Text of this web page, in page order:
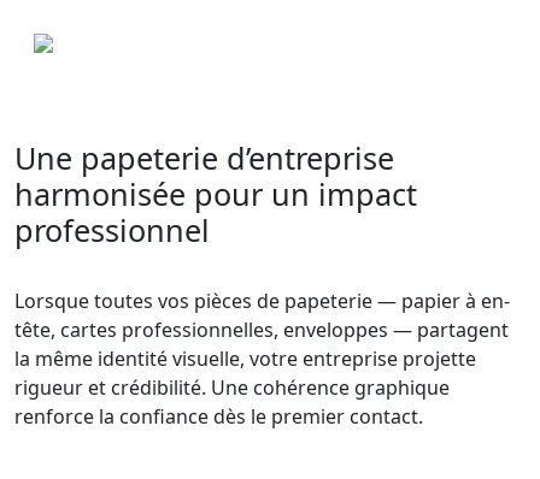
Une papeterie d’entreprise
harmonisée pour un impact
professionnel
Lorsque toutes vos pièces de papeterie — papier à en-
tête, cartes professionnelles, enveloppes — partagent
la même identité visuelle, votre entreprise projette
rigueur et crédibilité. Une cohérence graphique
renforce la confiance dès le premier contact.